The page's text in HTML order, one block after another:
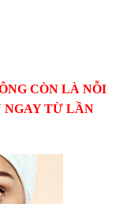
CÒN LÀ NỖI
NGAY TỪ LẦN